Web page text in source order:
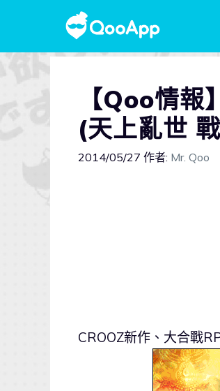
【Qoo情
(天上亂世
2014/05/27 作者: Mr. Qoo
CROOZ新作、大合戰